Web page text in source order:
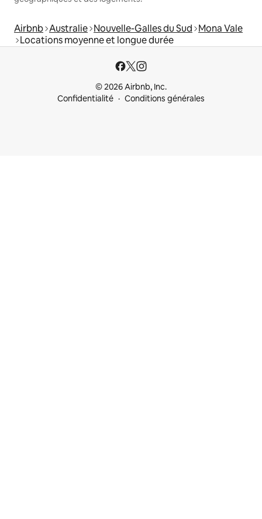
Airbnb Australie Nouvelle-Galles du Sud Mona Vale
Locations moyenne et longue durée
© 2026 Airbnb, Inc.
Confidentialité
Conditions générales